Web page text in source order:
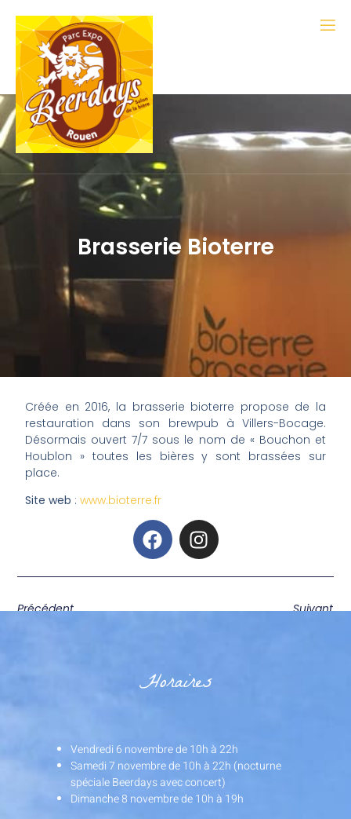
Brasserie Bioterre
Créée en 2016, la brasserie bioterre propose de la
restauration dans son brewpub à Villers-Bocage.
Désormais ouvert 7/7 sous le nom de « Bouchon et
Houblon » toutes les bières y sont brassées sur
place.
Site web :www.bioterre.fr
Précédent Suivant
Horaires
Vendredi 6 novembre de 10h à 22h
Samedi 7 novembre de 10h à 22h (nocturne
spéciale Beerdays avec concert)
Dimanche 8 novembre de 10h à 19h